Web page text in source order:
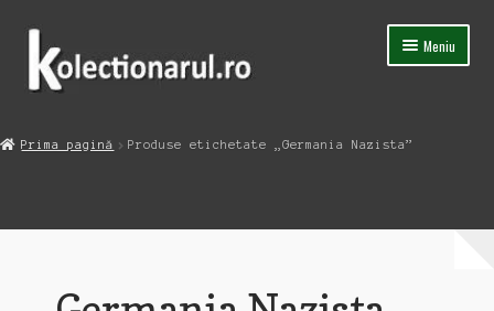
Sari
navigare
Sari
conținut
Meniu
Prima pagină Produse etichetate „Germania Nazista”